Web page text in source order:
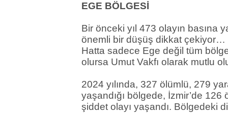
EGE BÖLGESİ
Bir önceki yıl 473 olayın basına
önemli bir düşüş dikkat
Hatta sadece Ege değil tüm
olursa Umut Vakfı olarak mutlu
2024 yılında, 327 ölümlü, 279
yaşandığı bölgede, İzmir’de 126
şiddet olayı yaşandı. Bölgedeki